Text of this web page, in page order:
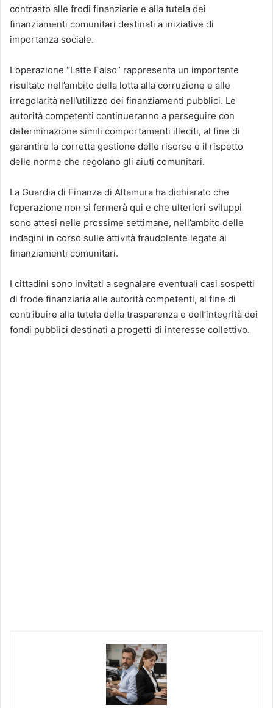
contrasto alle frodi finanziarie e alla tutela dei
finanziamenti comunitari destinati a iniziative di
importanza sociale.
L’operazione “Latte Falso” rappresenta un importante
risultato nell’ambito della lotta alla corruzione e alle
irregolarità nell’utilizzo dei finanziamenti pubblici. Le
autorità competenti continueranno a perseguire con
determinazione simili comportamenti illeciti, al fine di
garantire la corretta gestione delle risorse e il rispetto
delle norme che regolano gli aiuti comunitari.
La Guardia di Finanza di Altamura ha dichiarato che
l’operazione non si fermerà qui e che ulteriori sviluppi
sono attesi nelle prossime settimane, nell’ambito delle
indagini in corso sulle attività fraudolente legate ai
finanziamenti comunitari.
I cittadini sono invitati a segnalare eventuali casi sospetti
di frode finanziaria alle autorità competenti, al fine di
contribuire alla tutela della trasparenza e dell’integrità dei
fondi pubblici destinati a progetti di interesse collettivo.